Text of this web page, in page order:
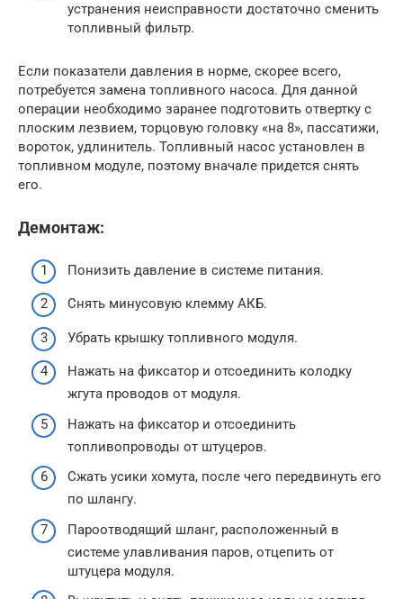
устранения неисправности достаточно сменить
топливный фильтр.
Если показатели давления в норме, скорее всего,
потребуется замена топливного насоса. Для данной
операции необходимо заранее подготовить отвертку с
плоским лезвием, торцовую головку «на 8», пассатижи,
вороток, удлинитель. Топливный насос установлен в
топливном модуле, поэтому вначале придется снять
его.
Демонтаж:
Понизить давление в системе питания.
Снять минусовую клемму АКБ.
Убрать крышку топливного модуля.
Нажать на фиксатор и отсоединить колодку
жгута проводов от модуля.
Нажать на фиксатор и отсоединить
топливопроводы от штуцеров.
Сжать усики хомута, после чего передвинуть его
по шлангу.
Пароотводящий шланг, расположенный в
системе улавливания паров, отцепить от
штуцера модуля.